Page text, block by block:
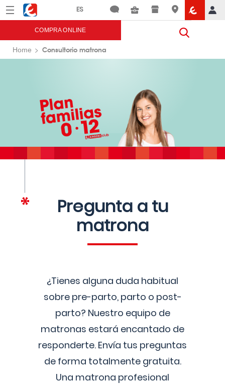
Menú Eroski
COMPRA ONLINE
Home Consultorio matrona
Pregunta a tu
matrona
¿Tienes alguna duda habitual
sobre pre-parto, parto o post-
parto? Nuestro equipo de
matronas estará encantado de
responderte. Envía tus preguntas
de forma totalmente gratuita.
Una matrona profesional